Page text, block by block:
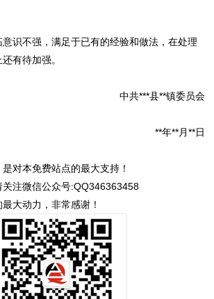
识不强，满足于已有的经验和做法，在处理
有待加强。
中共***县**镇委员会
**年**月**日
对本免费站点的最大支持！
注微信公众号:QQ346363458
大动力，非常感谢！